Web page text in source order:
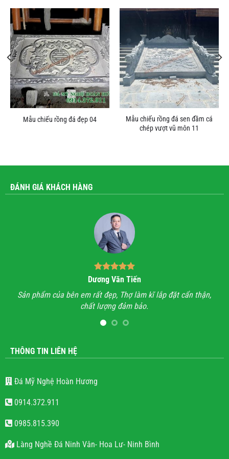
Mẫu chiếu rồng đá đẹp 04
Mẫu chiếu rồng đá sen đầm cá
chép vượt vũ môn 11
ĐÁNH GIÁ KHÁCH HÀNG
cẩn thận,
Bùi Quốc Trung
Anh đã đi xem rất nhiều những công trình lăng mộ
hết mọi công trình không thấy sự sắc sảo, tinh tế, họ
Đá Mỹ Nghệ Hoàn Hương
0914.372.911
0985.815.390